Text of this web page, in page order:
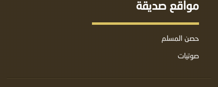
مواقع صديقة
حصن المسلم
صوتيات